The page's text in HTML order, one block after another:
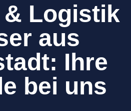
& Logistik
aus
Ihre
bei uns